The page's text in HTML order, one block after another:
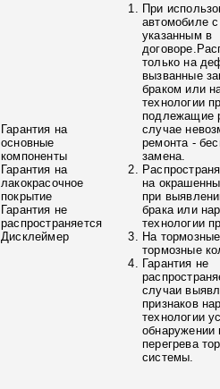
Гарантия на
основные
компоненты
Гарантия на
лакокрасочное
покрытие
Гарантия не
распространяется
Дисклеймер
При
автомобиле
указанным в
только на
вызванные
браком или
технологии
подлежащие
случае
ремонта -
замена.
на
при
брака или
технологии
На
тормозные
Гарантия не
случаи
признаков
технологии
обнаружении
перегрева
системы.